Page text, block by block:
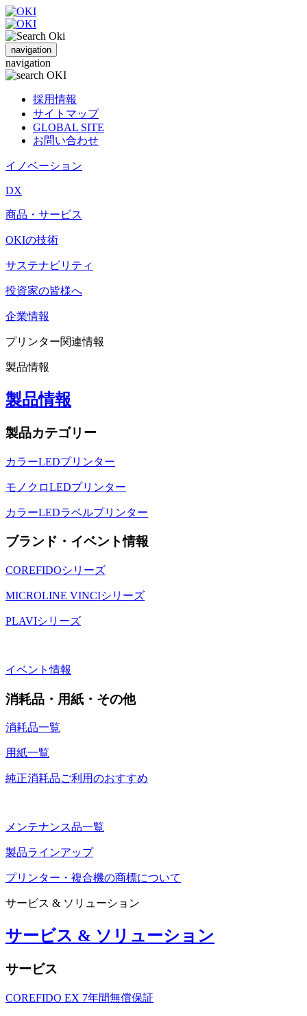
navigation
navigation
採用情報
サイトマップ
GLOBAL SITE
お問い合わせ
イノベーション
DX
商品・サービス
OKIの技術
サステナビリティ
投資家の皆様へ
企業情報
プリンター関連情報
製品情報
製品情報
製品カテゴリー
カラーLEDプリンター
モノクロLEDプリンター
カラーLEDラベルプリンター
ブランド・イベント情報
COREFIDOシリーズ
MICROLINE VINCIシリーズ
PLAVIシリーズ
イベント情報
消耗品・用紙・その他
消耗品一覧
用紙一覧
純正消耗品ご利用のおすすめ
メンテナンス品一覧
製品ラインアップ
プリンター・複合機の商標について
サービス & ソリューション
サービス & ソリューション
サービス
COREFIDO EX 7年間無償保証